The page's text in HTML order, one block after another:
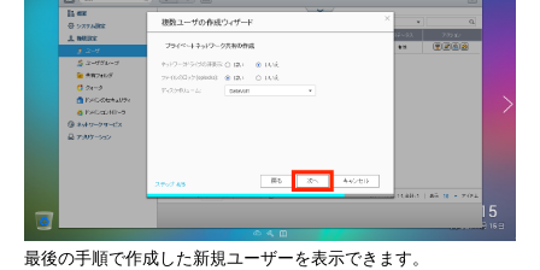
最後の手順で作成した新規ユーザーを表示できます。